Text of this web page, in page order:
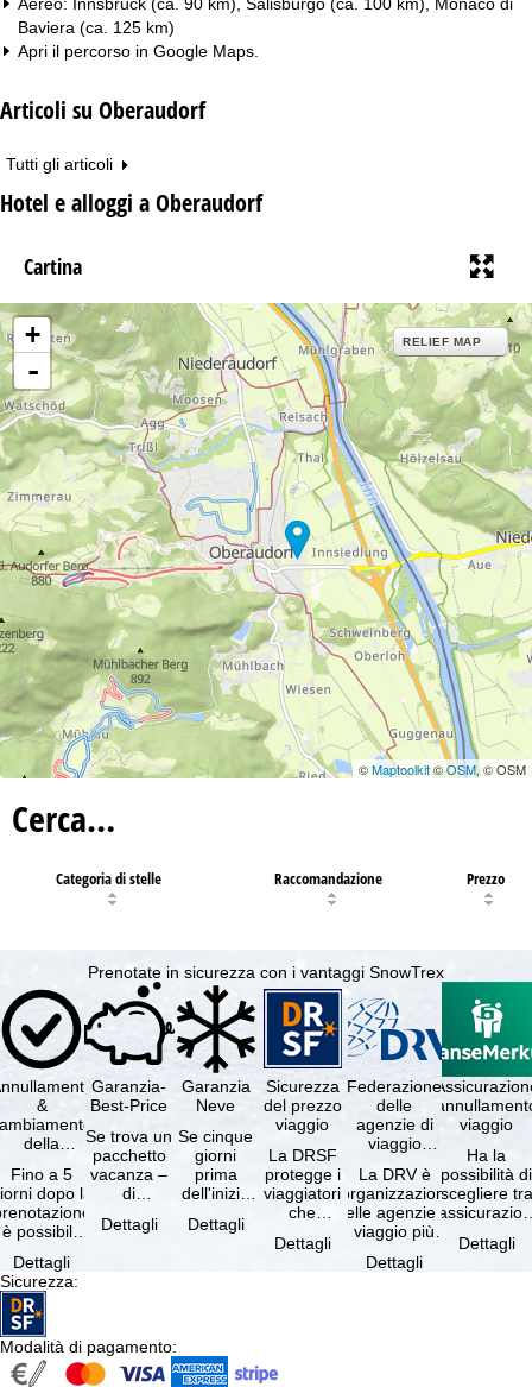
Baviera (ca. 125 km)
Apri il percorso in Google Maps
Articoli su Oberaudorf
Tutti gli articoli
Hotel e alloggi a Oberaudorf
Cartina
+
-
RELIEF MAP
©Maptoolkit©OSM, © OSM
Cerca…
Categoria di stelle Raccomandazione Prezzo
Prenotate in sicurezza con i vantaggi SnowTrex
&
della
gratuiti
Fino a 5
dopo la
è possibile
il …
Dettagli
Garanzia-
Best-Price
Se trova un
pacchetto
vacanza –
di
e servizi
Dettagli
Garanzia
Neve
Se cinque
giorni
prima
dell'inizio
soggiorno
Dettagli
Sicurezza
del prezzo
viaggio
La DRSF
protegge i
viaggiatori
che
un
Dettagli
Federazione
delle
agenzie di
viaggio
La DRV è
l'organizzazione
delle agenzie di
viaggio più
Germania.
Dettagli
viaggio
Ha la
possibilità di
scegliere tra
viaggio
Dettagli
Sicurezza:
Modalità di pagamento: